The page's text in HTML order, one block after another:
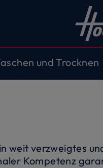
und Trocknen
weit verzweigtes
Kompetenz